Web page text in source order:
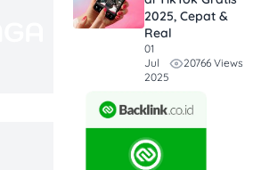
2025, Cepat &
Real
01
Jul
2025
20766 Views